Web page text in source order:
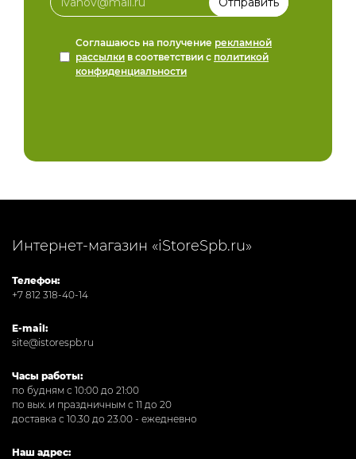
Соглашаюсь на получение рекламной
рассылки в соответствии с политикой
конфиденциальности
Интернет-магазин «iStoreSpb.ru»
Телефон:
+7 812 318-40-14
E-mail:
site@istorespb.ru
Часы работы:
по будням с 10:00 до 21:00
по вых. и праздничным с 11 до 20
доставка с 10.30 до 23.00 - ежедневно
Наш адрес: